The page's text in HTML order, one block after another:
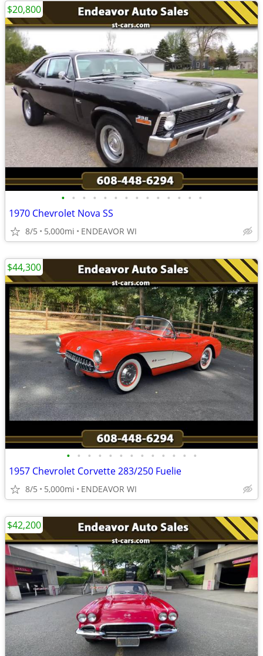
• • • • • • • • • • • • • •
1970 Chevrolet Nova SS
8/5 5,000mi ENDEAVOR WI
$20,800
• • • • • • • • • • • • •
1957 Chevrolet Corvette 283/250 Fuelie
8/5 5,000mi ENDEAVOR WI
$44,300
$42,200